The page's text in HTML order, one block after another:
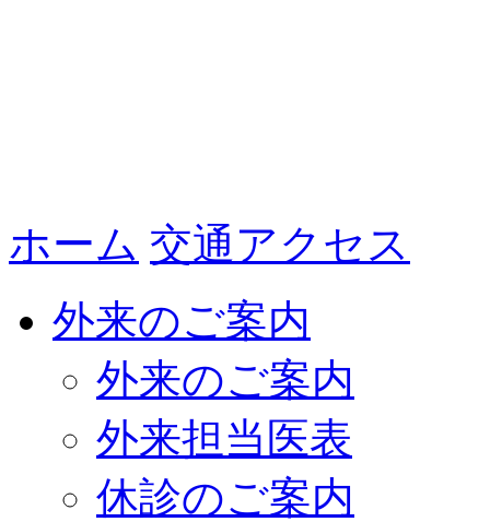
ホーム 交通アクセス
外来のご案内
外来のご案内
外来担当医表
休診のご案内